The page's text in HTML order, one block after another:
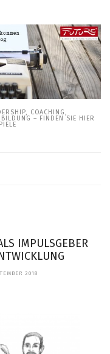
COACHING,
– FINDEN SIE HIER
IMPULSGEBER
2018